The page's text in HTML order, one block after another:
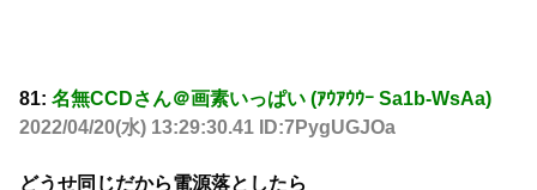
81: 名無CCDさん＠画素いっぱい (ｱｳｱｳｳｰ Sa1b-WsAa)
2022/04/20(水) 13:29:30.41 ID:7PygUGJOa
どうせ同じだから電源落としたら